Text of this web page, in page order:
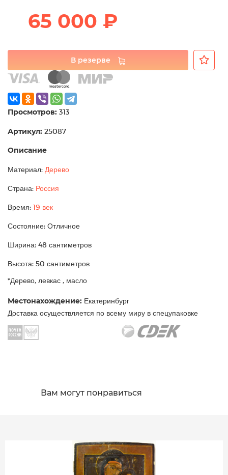
65 000 ₽
В резерве
Просмотров: 313
Артикул: 25087
Описание
Материал: Дерево
Страна: Россия
Время: 19 век
Состояние: Отличное
Ширина: 48 сантиметров
Высота: 50 сантиметров
*Дерево, левкас , масло
Местонахождение: Екатеринбург
Доставка осуществляется по всему миру в спецупаковке
Вам могут понравиться